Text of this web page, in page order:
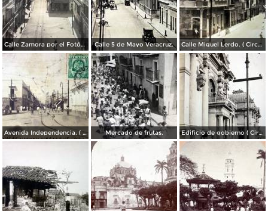
Calle Zamora por el Fotógrafo Walter E. Hadsell. ( Circulada el 15 de Junio de 1916 ). Calle 5 de Mayo Veracruz. Calle Miguel Lerdo. ( Circulada el 3 de Marzo de 1929 ).
Avenida Independencia. ( Circulada el 19 de Diciembre de 1910 ). Mercado de frutas. Edificio de gobierno ( Circulada el 11 de Junio de 1920 ).